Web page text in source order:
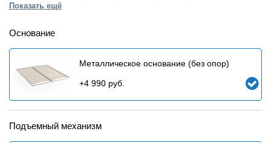
Показать ещё
Основание
Металлическое основание (без опор)
+4 990 руб.
Подъемный механизм